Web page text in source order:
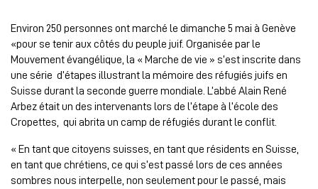
Environ 250 personnes ont marché le dimanche 5 mai à Genève
«pour se tenir aux côtés du peuple juif. Organisée par le
Mouvement évangélique, la « Marche de vie » s’est inscrite dans
une série d’étapes illustrant la mémoire des réfugiés juifs en
Suisse durant la seconde guerre mondiale. L’abbé Alain René
Arbez était un des intervenants lors de l’étape à l’école des
Cropettes, qui abrita un camp de réfugiés durant le conflit.
« En tant que citoyens suisses, en tant que résidents en Suisse,
en tant que chrétiens, ce qui s’est passé lors de ces années
sombres nous interpelle, non seulement pour le passé, mais